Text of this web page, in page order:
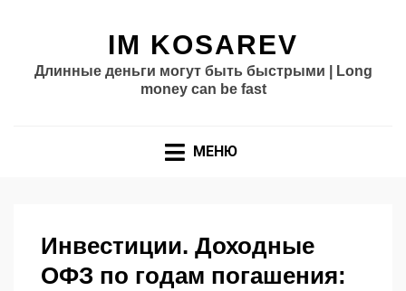
IM KOSAREV
Длинные деньги могут быть быстрыми | Long
money can be fast
МЕНЮ
Инвестиции. Доходные
ОФЗ по годам погашения: